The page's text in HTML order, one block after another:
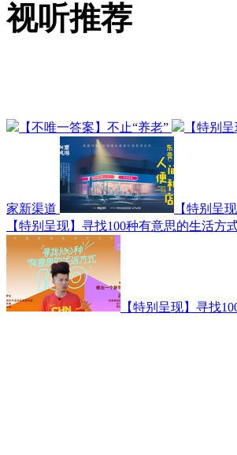
视听推荐
【不唯一答案】不止“养老” 【特别
家新渠道
【特别呈
【特别呈现】寻找100种有意思的生活方
【特别呈现】寻找